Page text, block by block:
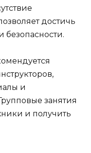
достичь
безопасности.
и
занятия
и получить